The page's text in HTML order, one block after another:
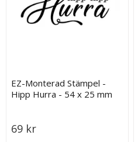
EZ-Monterad Stämpel -
Hipp Hurra - 54 x 25 mm
69 kr